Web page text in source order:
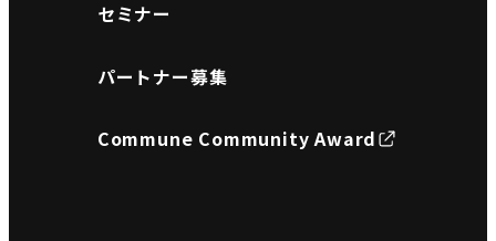
セミナー
パートナー募集
Commune Community Award